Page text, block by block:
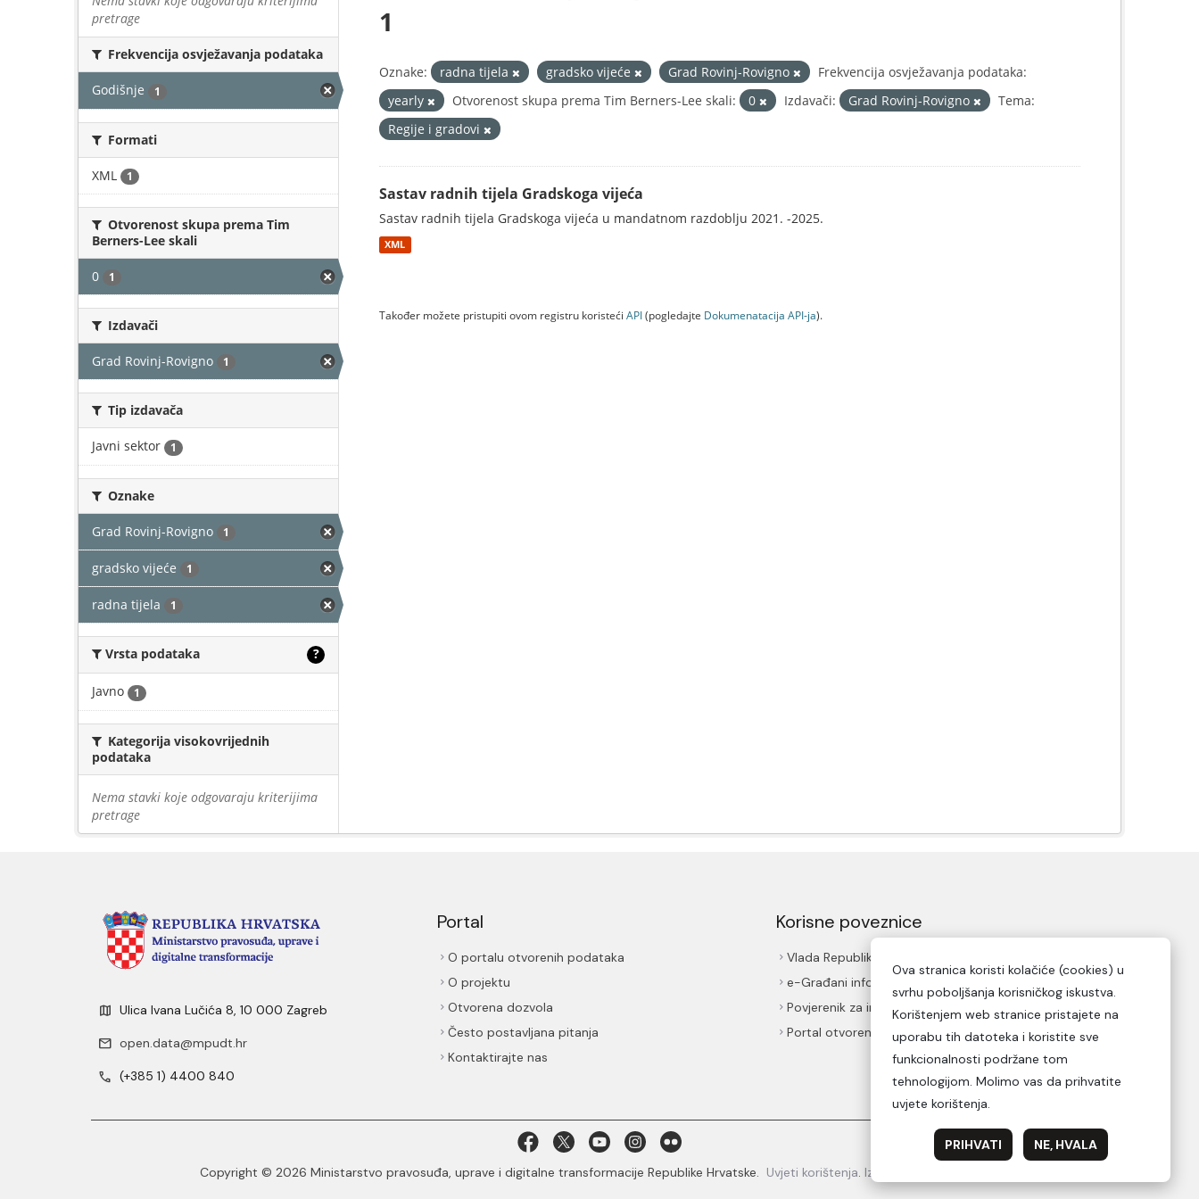
pretrage
Frekvencija osvježavanja podataka
Godišnje 1
Formati
XML 1
Otvorenost skupa prema Tim
Berners-Lee skali
0 1
Izdavači
Grad Rovinj-Rovigno 1
Tip izdavača
Javni sektor 1
Oznake
Grad Rovinj-Rovigno 1
gradsko vijeće 1
radna tijela 1
Vrsta podataka ?
Javno 1
Kategorija visokovrijednih
podataka
Nema stavki koje odgovaraju kriterijima
pretrage
1
Oznake: radna tijela gradsko vijeće Grad Rovinj-Rovigno
Frekvencija osvježavanja podataka:
yearly
Otvorenost skupa prema Tim Berners-Lee skali: 0 Izdavači: Grad Rovinj-Rovigno
Tema:
Regije i gradovi
Sastav radnih tijela Gradskoga vijeća
Sastav radnih tijela Gradskoga vijeća u mandatnom razdoblju 2021. -2025.
XML
Također možete pristupiti ovom registru koristeći API(pogledajte Dokumenаtаcijа API-jа).